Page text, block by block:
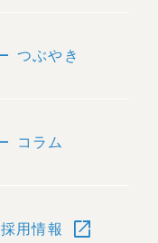
つぶやき
コラム
採用情報 open_in_new